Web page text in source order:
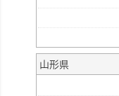
山形県